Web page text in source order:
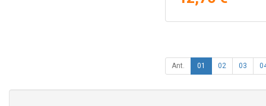
Ant. 01 02 03